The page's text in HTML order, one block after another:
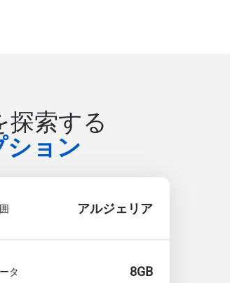
探索する
ション
アルジェリア
タ 8GB